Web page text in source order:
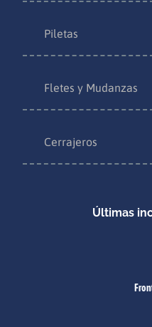
Piletas
Fletes y Mudanzas
Cerrajeros
Últimas